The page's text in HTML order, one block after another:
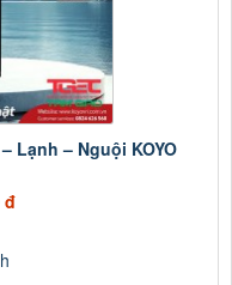
Lạnh – Nguội KOYO
đ